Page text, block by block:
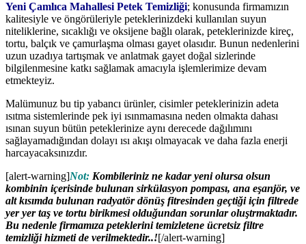
Yeni Çamlıca Mahallesi Petek Temizliği; konusunda firmamızın
kalitesiyle ve öngörüleriyle peteklerinizdeki kullanılan suyun
niteliklerine, sıcaklığı ve oksijene bağlı olarak, peteklerinizde kireç,
tortu, balçık ve çamurlaşma olması gayet olasıdır. Bunun nedenlerini
uzun uzadıya tartışmak ve anlatmak gayet doğal sizlerinde
bilgilenmesine katkı sağlamak amacıyla işlemlerimize devam
etmekteyiz.
Malümunuz bu tip yabancı ürünler, cisimler peteklerinizin adeta
ısıtma sistemlerinde pek iyi ısınmamasına neden olmakta dahası
ısınan suyun bütün peteklerinize aynı derecede dağılımını
sağlayamadığından dolayı ısı akışı olmayacak ve daha fazla enerji
harcayacaksınızdır.
[alert-warning]Not: Kombileriniz ne kadar yeni olursa olsun
kombinin içerisinde bulunan sirkülasyon pompası, ana eşanjör, ve
alt kısımda bulunan radyatör dönüş fitresinden geçtiği için filtrede
yer yer taş ve tortu birikmesi olduğundan sorunlar oluştrmaktadır.
Bu nedenle firmamıza peteklerini temizletene ücretsiz filtre
temizliği hizmeti de verilmektedir..![/alert-warning]